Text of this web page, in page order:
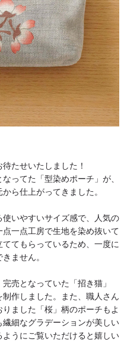
たせいたしました！
ってた「型染めポーチ」が、
ら仕上がってきました。
いやすいサイズ感で、人気の
一点工房で生地を染め抜いて
てもらっているため、 一度に
ません。
売となっていた「招き猫」
作しました。また、 職人さん
ました「桜」 柄のポーチもよ
繊細なグラデーションが美しい
うにご覧いただけると嬉しい